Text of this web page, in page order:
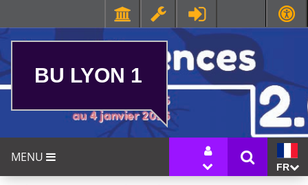
BU LYON 1
MENU
FR